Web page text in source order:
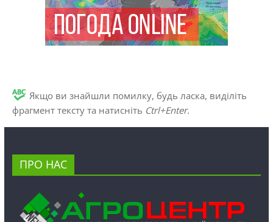
Якщо ви знайшли помилку, будь ласка, виділіть
фрагмент тексту та натисніть Ctrl+Enter.
ПРО НАС